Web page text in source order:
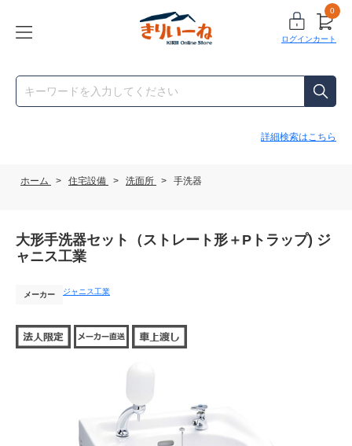
ログイン
0
カート
詳細検索はこちら
ホーム > 住宅設備 > 洗面所 > 手洗器
大形手洗器セット（ストレート形＋Pトラップ) ジ
ャニス工業
メーカー ジャニス工業